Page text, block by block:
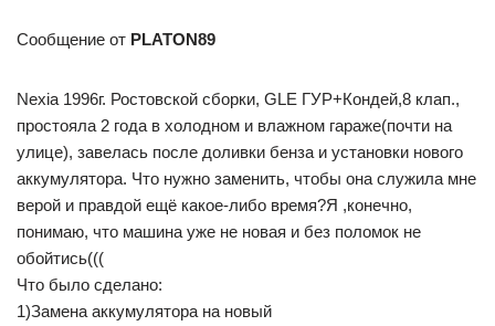
Сообщение от PLATON89
Nexia 1996г. Ростовской сборки, GLE ГУР+Кондей,8 клап.,
простояла 2 года в холодном и влажном гараже(почти на
улице), завелась после доливки бенза и установки нового
аккумулятора. Что нужно заменить, чтобы она служила мне
верой и правдой ещё какое-либо время?Я ,конечно,
понимаю, что машина уже не новая и без поломок не
обойтись(((
Что было сделано:
1)Замена аккумулятора на новый